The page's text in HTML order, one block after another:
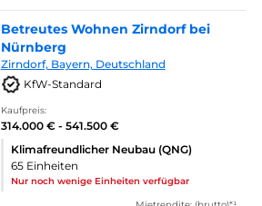
Betreutes Wohnen Zirndorf bei
Nürnberg
Zirndorf, Bayern, Deutschland
KfW-Standard
Kaufpreis:
314.000 € - 541.500 €
Klimafreundlicher Neubau (QNG)
65 Einheiten
Nur noch wenige Einheiten verfügbar